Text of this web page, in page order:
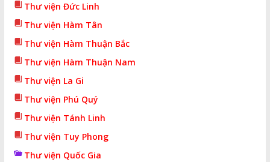
Thư viện Đức Linh
Thư viện Hàm Tân
Thư viện Hàm Thuận Bắc
Thư viện Hàm Thuận Nam
Thư viện La Gi
Thư viện Phú Quý
Thư viện Tánh Linh
Thư viện Tuy Phong
Thư viện Quốc Gia